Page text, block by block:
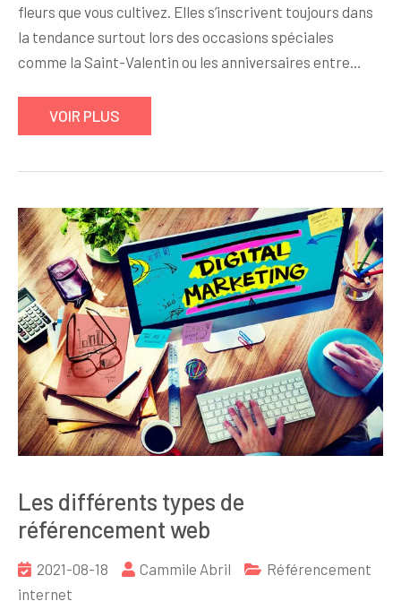
fleurs que vous cultivez. Elles s’inscrivent toujours dans
la tendance surtout lors des occasions spéciales
comme la Saint-Valentin ou les anniversaires entre…
VOIR PLUS
Les différents types de
référencement web
2021-08-18 Cammile Abril
Référencement
internet